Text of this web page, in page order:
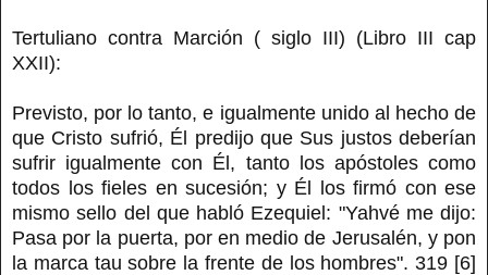
Tertuliano contra Marción ( siglo III) (Libro III cap
XXII):
Previsto, por lo tanto, e igualmente unido al hecho de
que Cristo sufrió, Él predijo que Sus justos deberían
sufrir igualmente con Él, tanto los apóstoles como
todos los fieles en sucesión; y Él los firmó con ese
mismo sello del que habló Ezequiel: "Yahvé me dijo:
Pasa por la puerta, por en medio de Jerusalén, y pon
la marca tau sobre la frente de los hombres". 319 [6]